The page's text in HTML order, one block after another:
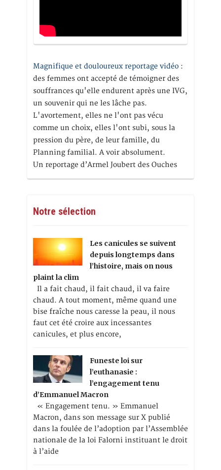
Magnifique et douloureux reportage vidéo :
des femmes ont accepté de témoigner des
souffrances qu'elle endurent après une IVG,
un souvenir qui ne les lâche pas.
L'avortement, elles ne l'ont pas vécu
comme un choix, elles l'ont subi, sous la
pression du père, de leur famille, du
Planning familial. A voir absolument.
Un reportage d’Armel Joubert des Ouches
Notre sélection
Les canicules se suivent
depuis longtemps dans
l’histoire, mais on nous
plaint la clim
Il a fait chaud, il fait chaud, il va faire
chaud. A tout moment, même quand une
bise fraîche nous caresse la peau, il nous
faut cet été croire aux incessantes
canicules, et plus encore,
Funeste loi sur
l’euthanasie :
l’engagement tenu
d’Emmanuel Macron
« Engagement tenu. » Emmanuel
Macron, dans son message sur X publié
dans la foulée de l’adoption par l’Assemblée
nationale de la loi Falorni instituant le droit
à l’aide